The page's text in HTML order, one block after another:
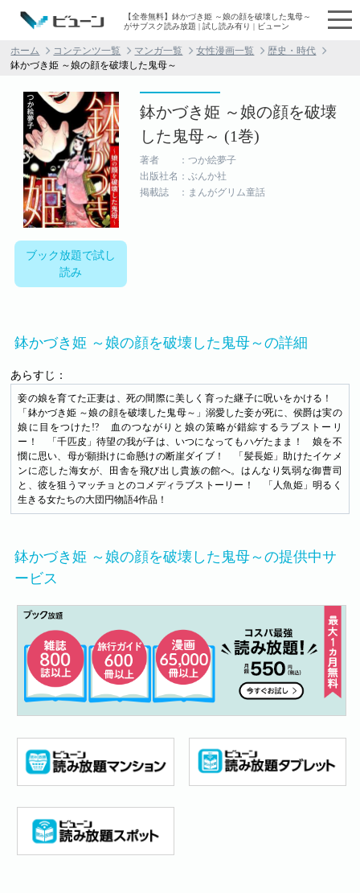
【全巻無料】鉢かづき姫 ～娘の顔を破壊した鬼母～
がサブスク読み放題 | 試し読み有り | ビューン
ホーム コンテンツ一覧 マンガ一覧 女性漫画一覧
歴史・時代
鉢かづき姫 ～娘の顔を破壊した鬼母～
ブック放題で試し
読み
鉢かづき姫 ～娘の顔を破壊
した鬼母～ (1巻)
著者 ：つか絵夢子
出版社名：ぶんか社
掲載誌 ：まんがグリム童話
鉢かづき姫 ～娘の顔を破壊した鬼母～の詳細
あらすじ：
妾の娘を育てた正妻は、死の間際に美しく育った継子に呪いをかける！
「鉢かづき姫 ～娘の顔を破壊した鬼母～」溺愛した妾が死に、侯爵は実の
娘に目をつけた!? 血のつながりと娘の策略が錯綜するラブストーリ
ー！ 「千匹皮」待望の我が子は、いつになってもハゲたまま！ 娘を不
憫に思い、母が願掛けに命懸けの断崖ダイブ！ 「髪長姫」助けたイケメ
ンに恋した海女が、田舎を飛び出し貴族の館へ。はんなり気弱な御曹司
と、彼を狙うマッチョとのコメディラブストーリー！ 「人魚姫」明るく
生きる女たちの大団円物語4作品！
鉢かづき姫 ～娘の顔を破壊した鬼母～の提供中サ
ービス